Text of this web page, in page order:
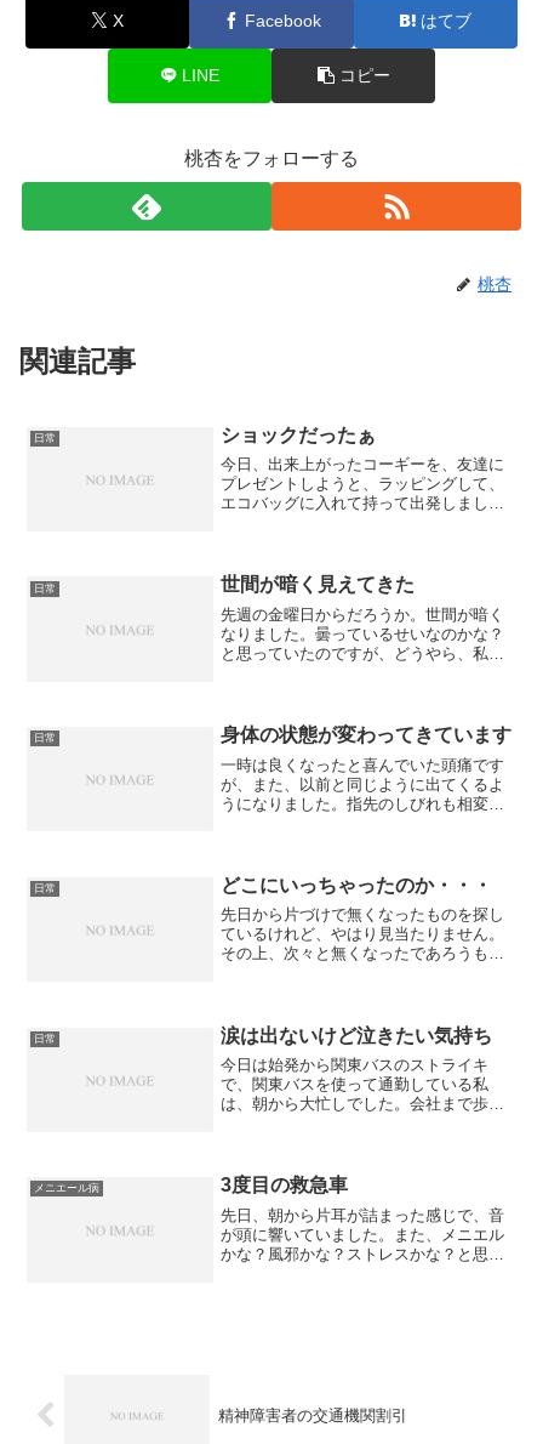
X Facebook はてブ
LINE コピー
桃杏をフォローする
桃杏
関連記事
日常 ショックだったぁ
今日、出来上がったコーギーを、友達に
プレゼントしようと、ラッピングして、
エコバッグに入れて持って出発しまし
和感。コーギーを入れたエコ...
日常 世間が暗く見えてきた
先週の金曜日からだろうか。世間が暗く
なりました。曇っているせいなのかな？
と思っていたのですが、どうやら、私の
のに、薄目でPC画面を見...
日常 身体の状態が変わってきています
一時は良くなったと喜んでいた頭痛です
が、また、以前と同じように出てくるよ
うになりました。指先のしびれも相変わ
ィングで座っている時に、...
日常 どこにいっちゃったのか・・・
先日から片づけで無くなったものを探し
ているけれど、やはり見当たりません。
その上、次々と無くなったであろうもの
ですが見つからなくて、一日中、...
日常 涙は出ないけど泣きたい気持ち
今日は始発から関東バスのストライキ
で、関東バスを使って通勤している私
は、朝から大忙しでした。会社まで歩い
に付き合って歩いた以来かも知れ...
メニエール病 3度目の救急車
先日、朝から片耳が詰まった感じで、音
が頭に響いていました。また、メニエル
かな？風邪かな？ストレスかな？と思い
精神障害者の交通機関割引